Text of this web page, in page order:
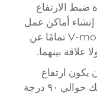
ضبط الارتفاع
إنشاء أماكن عمل
أكثر صحة وكفاءة. وتختلف علامة V-mounts تمامًا عن
يكون ارتفاع
المكتب القائم بحيث تكون زاوية مرفقيك حوالي ٩٠ درجة